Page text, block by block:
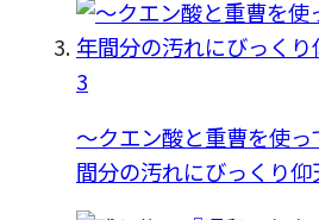
3
〜クエン酸と重曹を使
間分の汚れにびっくり仰